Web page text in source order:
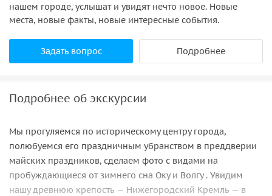
нашем городе, услышат и увидят нечто новое. Новые
места, новые факты, новые интересные события.
Задать вопрос Подробнее
Подробнее об экскурсии
Мы прогуляемся по историческому центру города,
полюбуемся его праздничным убранством в преддверии
майских праздников, сделаем фото с видами на
пробуждающиеся от зимнего сна Оку и Волгу . Увидим
нашу древнюю крепость — Нижегородский Кремль — в